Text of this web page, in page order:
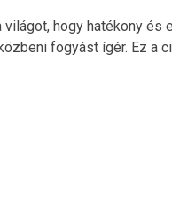
hogy hatékony
fogyást ígér. Ez a